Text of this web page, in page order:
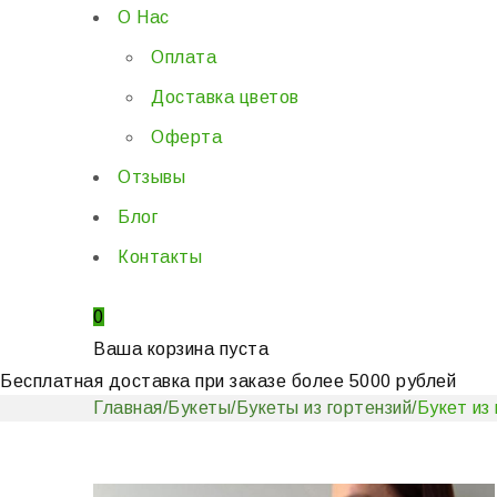
О Нас
Оплата
Доставка цветов
Оферта
Отзывы
Блог
Контакты
0
Ваша корзина пуста
Бесплатная доставка при заказе более 5000 рублей
Главная/Букеты/Букеты из гортензий/Букет из